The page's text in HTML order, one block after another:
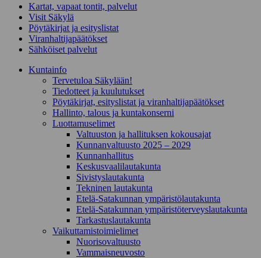
Kartat, vapaat tontit, palvelut
Visit Säkylä
Pöytäkirjat ja esityslistat
Viranhaltijapäätökset
Sähköiset palvelut
Kunta­info
Tervetuloa Säkylään!
Tiedotteet ja kuulutukset
Pöytäkirjat, esityslistat ja viranhaltijapäätökset
Hallinto, talous ja kuntakonserni
Luottamuselimet
Valtuuston ja hallituksen kokousajat
Kunnanvaltuusto 2025 – 2029
Kunnanhallitus
Keskusvaalilautakunta
Sivistyslautakunta
Tekninen lautakunta
Etelä-Satakunnan ympäristölautakunta
Etelä-Satakunnan ympäristöterveyslautakunta
Tarkastuslautakunta
Vaikuttamistoimielimet
Nuorisovaltuusto
Vammaisneuvosto